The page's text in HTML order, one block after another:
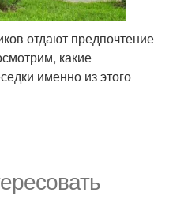
отдают предпочтение
какие
именно из этого